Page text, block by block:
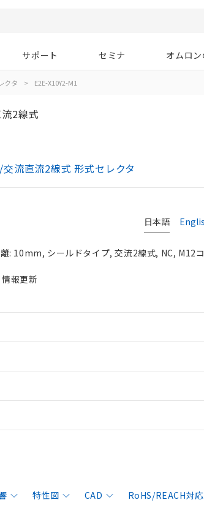
サポート セミナ オムロ
クタ > E2E-X10Y2-M1
2線式
流直流2線式 形式セレクタ
日本語
: 10mm, シールドタイプ, 交流2線式, NC, M12
報更新
特性図 CAD
RoHS/REACH対